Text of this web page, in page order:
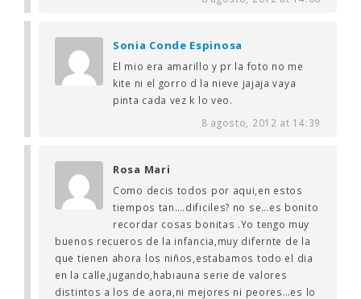
Sonia Conde Espinosa
El mio era amarillo y pr la foto no me
kite ni el gorro d la nieve jajaja vaya
pinta cada vez k lo veo.
8 agosto, 2012 at 14:39
Rosa Mari
Como decis todos por aqui,en estos
tiempos tan….dificiles? no se…es bonito
recordar cosas bonitas .Yo tengo muy
buenos recueros de la infancia,muy difernte de la
que tienen ahora los niños,estabamos todo el dia
en la calle,jugando,habiauna serie de valores
distintos a los de aora,ni mejores ni peores…es lo